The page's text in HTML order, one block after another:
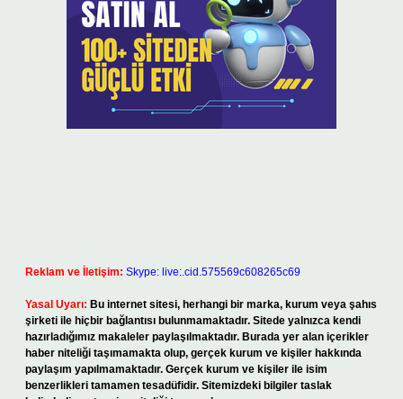
Reklam ve İletişim: Skype: live:.cid.575569c608265c69
Yasal Uyarı: Bu internet sitesi, herhangi bir marka, kurum veya şahıs
şirketi ile hiçbir bağlantısı bulunmamaktadır. Sitede yalnızca kendi
hazırladığımız makaleler paylaşılmaktadır. Burada yer alan içerikler
haber niteliği taşımamakta olup, gerçek kurum ve kişiler hakkında
paylaşım yapılmamaktadır. Gerçek kurum ve kişiler ile isim
benzerlikleri tamamen tesadüfidir. Sitemizdeki bilgiler taslak